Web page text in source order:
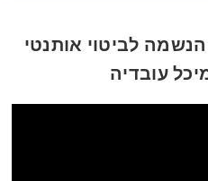
תוכנית הנשמה לביטוי אותנטי
עובדיה